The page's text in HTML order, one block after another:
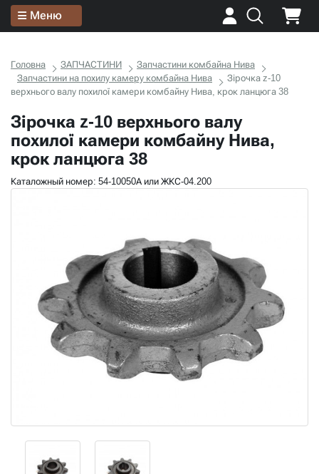
Меню
Головна ЗАПЧАСТИНИ
Запчастини комбайна Нива
Запчастини на похилу камеру комбайна Нива
Зірочка z-10
верхнього валу похилої камери комбайну Нива, крок ланцюга 38
Зірочка z-10 верхнього валу
похилої камери комбайну Нива,
крок ланцюга 38
Каталожный номер: 54-10050А или ЖКС-04.200